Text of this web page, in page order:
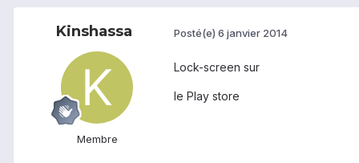
Kinshassa
Membre
Posté(e) 6 janvier 2014
Lock-screen sur
le Play store